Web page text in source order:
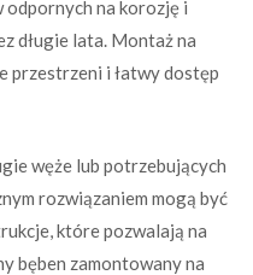
odpornych na korozję i
długie lata. Montaż na
przestrzeni i łatwy dostęp
węże lub potrzebujących
rozwiązaniem mogą być
które pozwalają na
bęben zamontowany na